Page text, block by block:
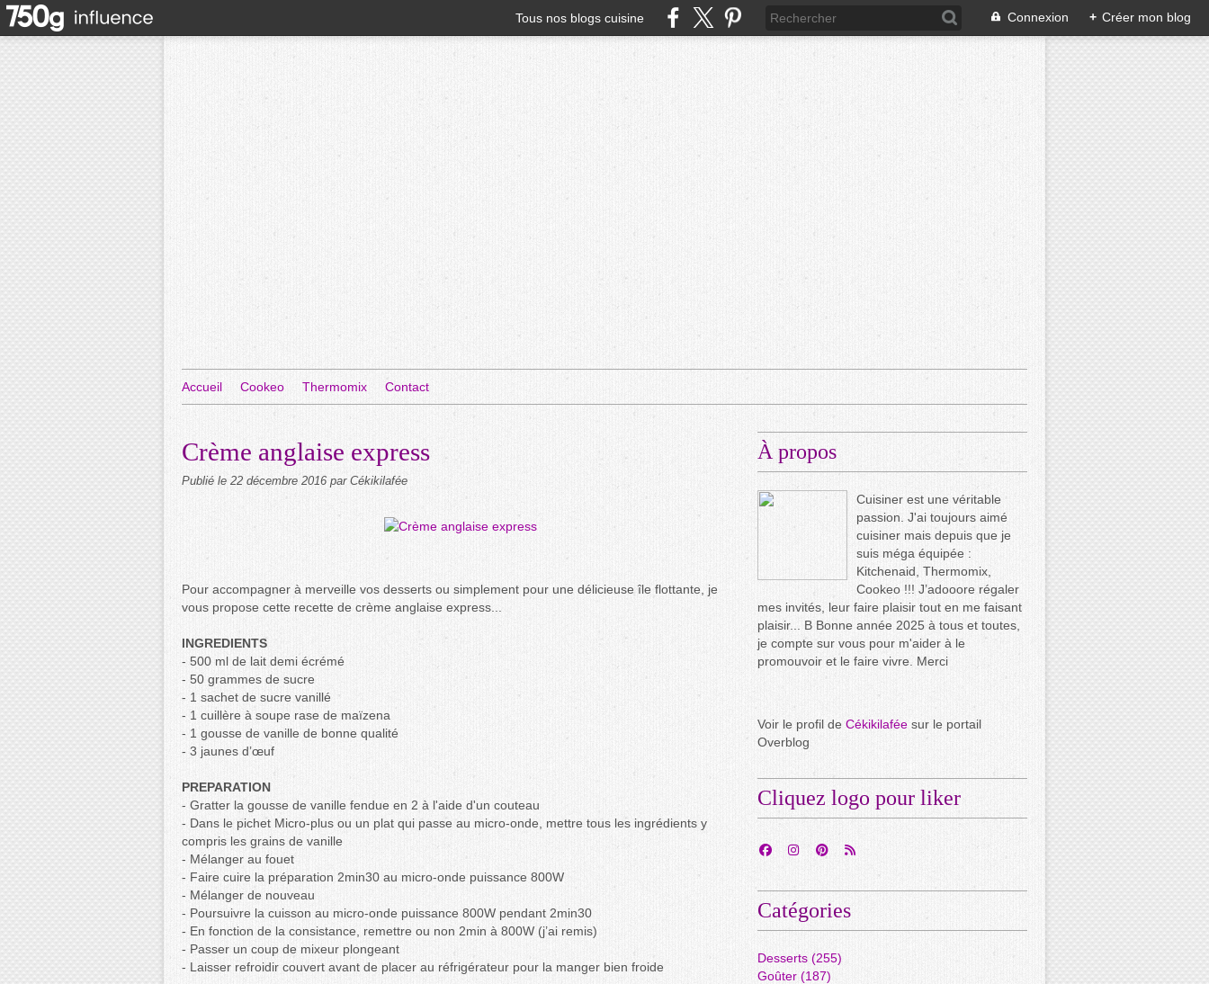
Tous nos blogs cuisine Connexion + Créer mon blog
Accueil Cookeo Thermomix Contact
Crème anglaise express
Publié le 22 décembre 2016 par Cékikilafée
Pour accompagner à merveille vos desserts ou simplement pour une délicieuse île flottante, je
vous propose cette recette de crème anglaise express...
INGREDIENTS
- 500 ml de lait demi écrémé
- 50 grammes de sucre
- 1 sachet de sucre vanillé
- 1 cuillère à soupe rase de maïzena
- 1 gousse de vanille de bonne qualité
- 3 jaunes d’œuf
PREPARATION
- Gratter la gousse de vanille fendue en 2 à l'aide d'un couteau
- Dans le pichet Micro-plus ou un plat qui passe au micro-onde, mettre tous les ingrédients y
compris les grains de vanille
- Mélanger au fouet
- Faire cuire la préparation 2min30 au micro-onde puissance 800W
- Mélanger de nouveau
- Poursuivre la cuisson au micro-onde puissance 800W pendant 2min30
- En fonction de la consistance, remettre ou non 2min à 800W (j’ai remis)
- Passer un coup de mixeur plongeant
- Laisser refroidir couvert avant de placer au réfrigérateur pour la manger bien froide
À propos
Cuisiner est une véritable
passion. J'ai toujours aimé
cuisiner mais depuis que je
suis méga équipée :
Kitchenaid, Thermomix,
Cookeo !!! J’adooore régaler
mes invités, leur faire plaisir tout en me faisant
plaisir... B Bonne année 2025 à tous et toutes,
je compte sur vous pour m'aider à le
promouvoir et le faire vivre. Merci
Voir le profil de Cékikilafée sur le portail
Overblog
Cliquez logo pour liker
Catégories
Desserts (255)
Goûter (187)